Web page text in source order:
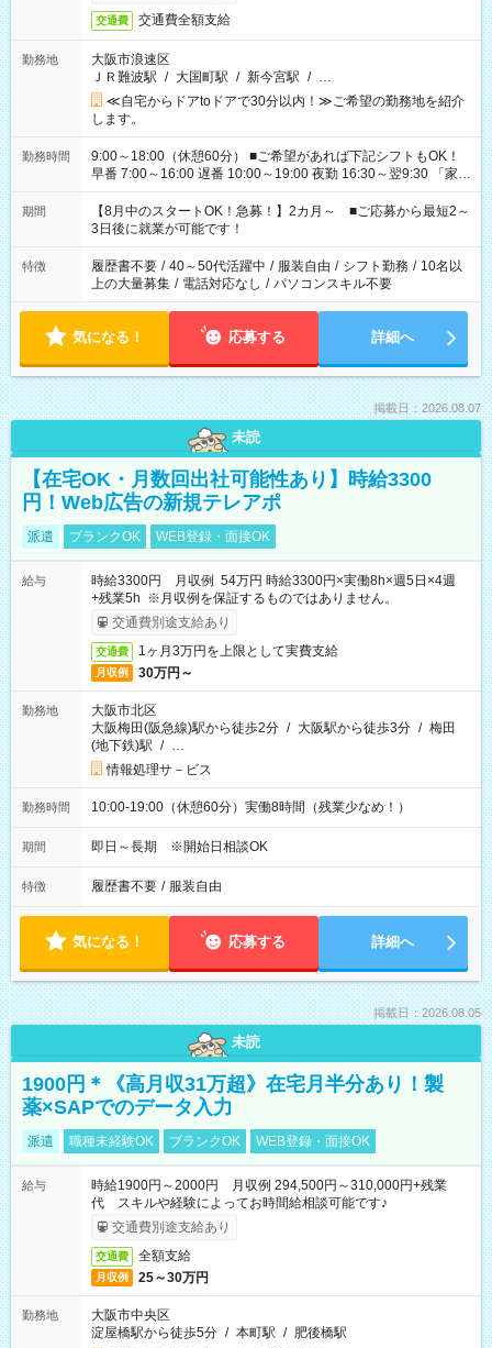
交通費 交通費全額支給
勤務地
大阪市浪速区
ＪＲ難波駅 / 大国町駅 / 新今宮駅 / …
≪自宅からドアtoドアで30分以内！≫ご希望の勤務地を紹介
します。
勤務時間
9:00～18:00（休憩60分） ■ご希望があれば下記シフトもOK！
早番 7:00～16:00 遅番 10:00～19:00 夜勤 16:30～翌9:30 「家族
と休みを合わせたい」 「余裕を持って夕飯の準備がしたい」
「できれば残業はしたくない」 など、ご希望を教えてください
ね。 ※Wワーク希望の方へ 今ご覧のお仕事で希望する勤務時間
と、もう1つのお仕事の勤務時間。 合計で週40時間を超える場
合は応募できません。
期間
【8月中のスタートOK！急募！】2カ月～ ■ご応募から最短2～
3日後に就業が可能です！
特徴 履歴書不要 / 40～50代活躍中 / 服装自由 / シフト勤務 / 10名以
上の大量募集 / 電話対応なし / パソコンスキル不要
気になる！ 応募する 詳細へ
掲載日：2026.08.07
未読
【在宅OK・月数回出社可能性あり】時給3300
円！Web広告の新規テレアポ
派遣 ブランクOK WEB登録・面接OK
給与
時給3300円 月収例 54万円 時給3300円×実働8h×週5日×4週
+残業5h ※月収例を保証するものではありません。
交通費別途支給あり
交通費 1ヶ月3万円を上限として実費支給
月収例 30万円～
勤務地
大阪市北区
大阪梅田(阪急線)駅から徒歩2分 / 大阪駅から徒歩3分 / 梅田
(地下鉄)駅 / …
情報処理サ－ビス
勤務時間 10:00-19:00（休憩60分）実働8時間（残業少なめ！）
期間 即日～長期 ※開始日相談OK
特徴 履歴書不要 / 服装自由
気になる！ 応募する 詳細へ
掲載日：2026.08.05
未読
1900円＊《高月収31万超》在宅月半分あり！製
薬×SAPでのデータ入力
派遣 職種未経験OK ブランクOK WEB登録・面接OK
給与
時給1900円～2000円 月収例 294,500円～310,000円+残業
代 スキルや経験によってお時間給相談可能です♪
交通費別途支給あり
交通費 全額支給
月収例 25～30万円
勤務地
大阪市中央区
淀屋橋駅から徒歩5分 / 本町駅 / 肥後橋駅